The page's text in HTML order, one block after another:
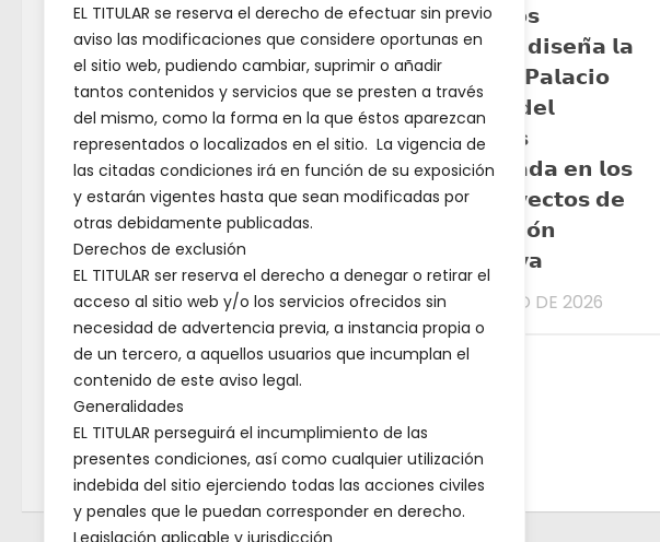
EL TITULAR se reserva el derecho de efectuar sin previo
aviso las modificaciones que considere oportunas en
el sitio web, pudiendo cambiar, suprimir o añadir
tantos contenidos y servicios que se presten a través
del mismo, como la forma en la que éstos aparezcan
representados o localizados en el sitio. La vigencia de
las citadas condiciones irá en función de su exposición
y estarán vigentes hasta que sean modificadas por
otras debidamente publicadas.
Derechos de exclusión
EL TITULAR ser reserva el derecho a denegar o retirar el
acceso al sitio web y/o los servicios ofrecidos sin
necesidad de advertencia previa, a instancia propia o
de un tercero, a aquellos usuarios que incumplan el
contenido de este aviso legal.
Generalidades
EL TITULAR perseguirá el incumplimiento de las
presentes condiciones, así como cualquier utilización
indebida del sitio ejerciendo todas las acciones civiles
y penales que le puedan corresponder en derecho.
Legislación aplicable y jurisdicción
𝗘𝗹 𝗜𝗘𝗦 𝗟𝗼𝘀
𝗕𝗮𝘁𝗮𝗻𝗲𝘀 𝗱𝗶𝘀𝗲𝗻̃𝗮 𝗹𝗮
𝘄𝗲𝗯 𝗱𝗲𝗹 𝗣𝗮𝗹𝗮𝗰𝗶𝗼
𝗱𝗲 𝗩𝗶𝘀𝗼 𝗱𝗲𝗹
𝗠𝗮𝗿𝗾𝘂𝗲́𝘀
𝗲𝗻𝗺𝗮𝗿𝗰𝗮𝗱𝗮 𝗲𝗻 𝗹𝗼𝘀
𝟰𝟲𝟴 𝗽𝗿𝗼𝘆𝗲𝗰𝘁𝗼𝘀 𝗱𝗲
𝗶𝗻𝗻𝗼𝘃𝗮𝗰𝗶𝗼́𝗻
𝗲𝗱𝘂𝗰𝗮𝘁𝗶𝘃𝗮
23 DE JUNIO DE 2026